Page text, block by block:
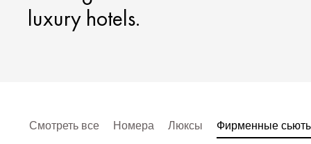
luxury hotels.
Смотреть все Номера Люксы Фирменные